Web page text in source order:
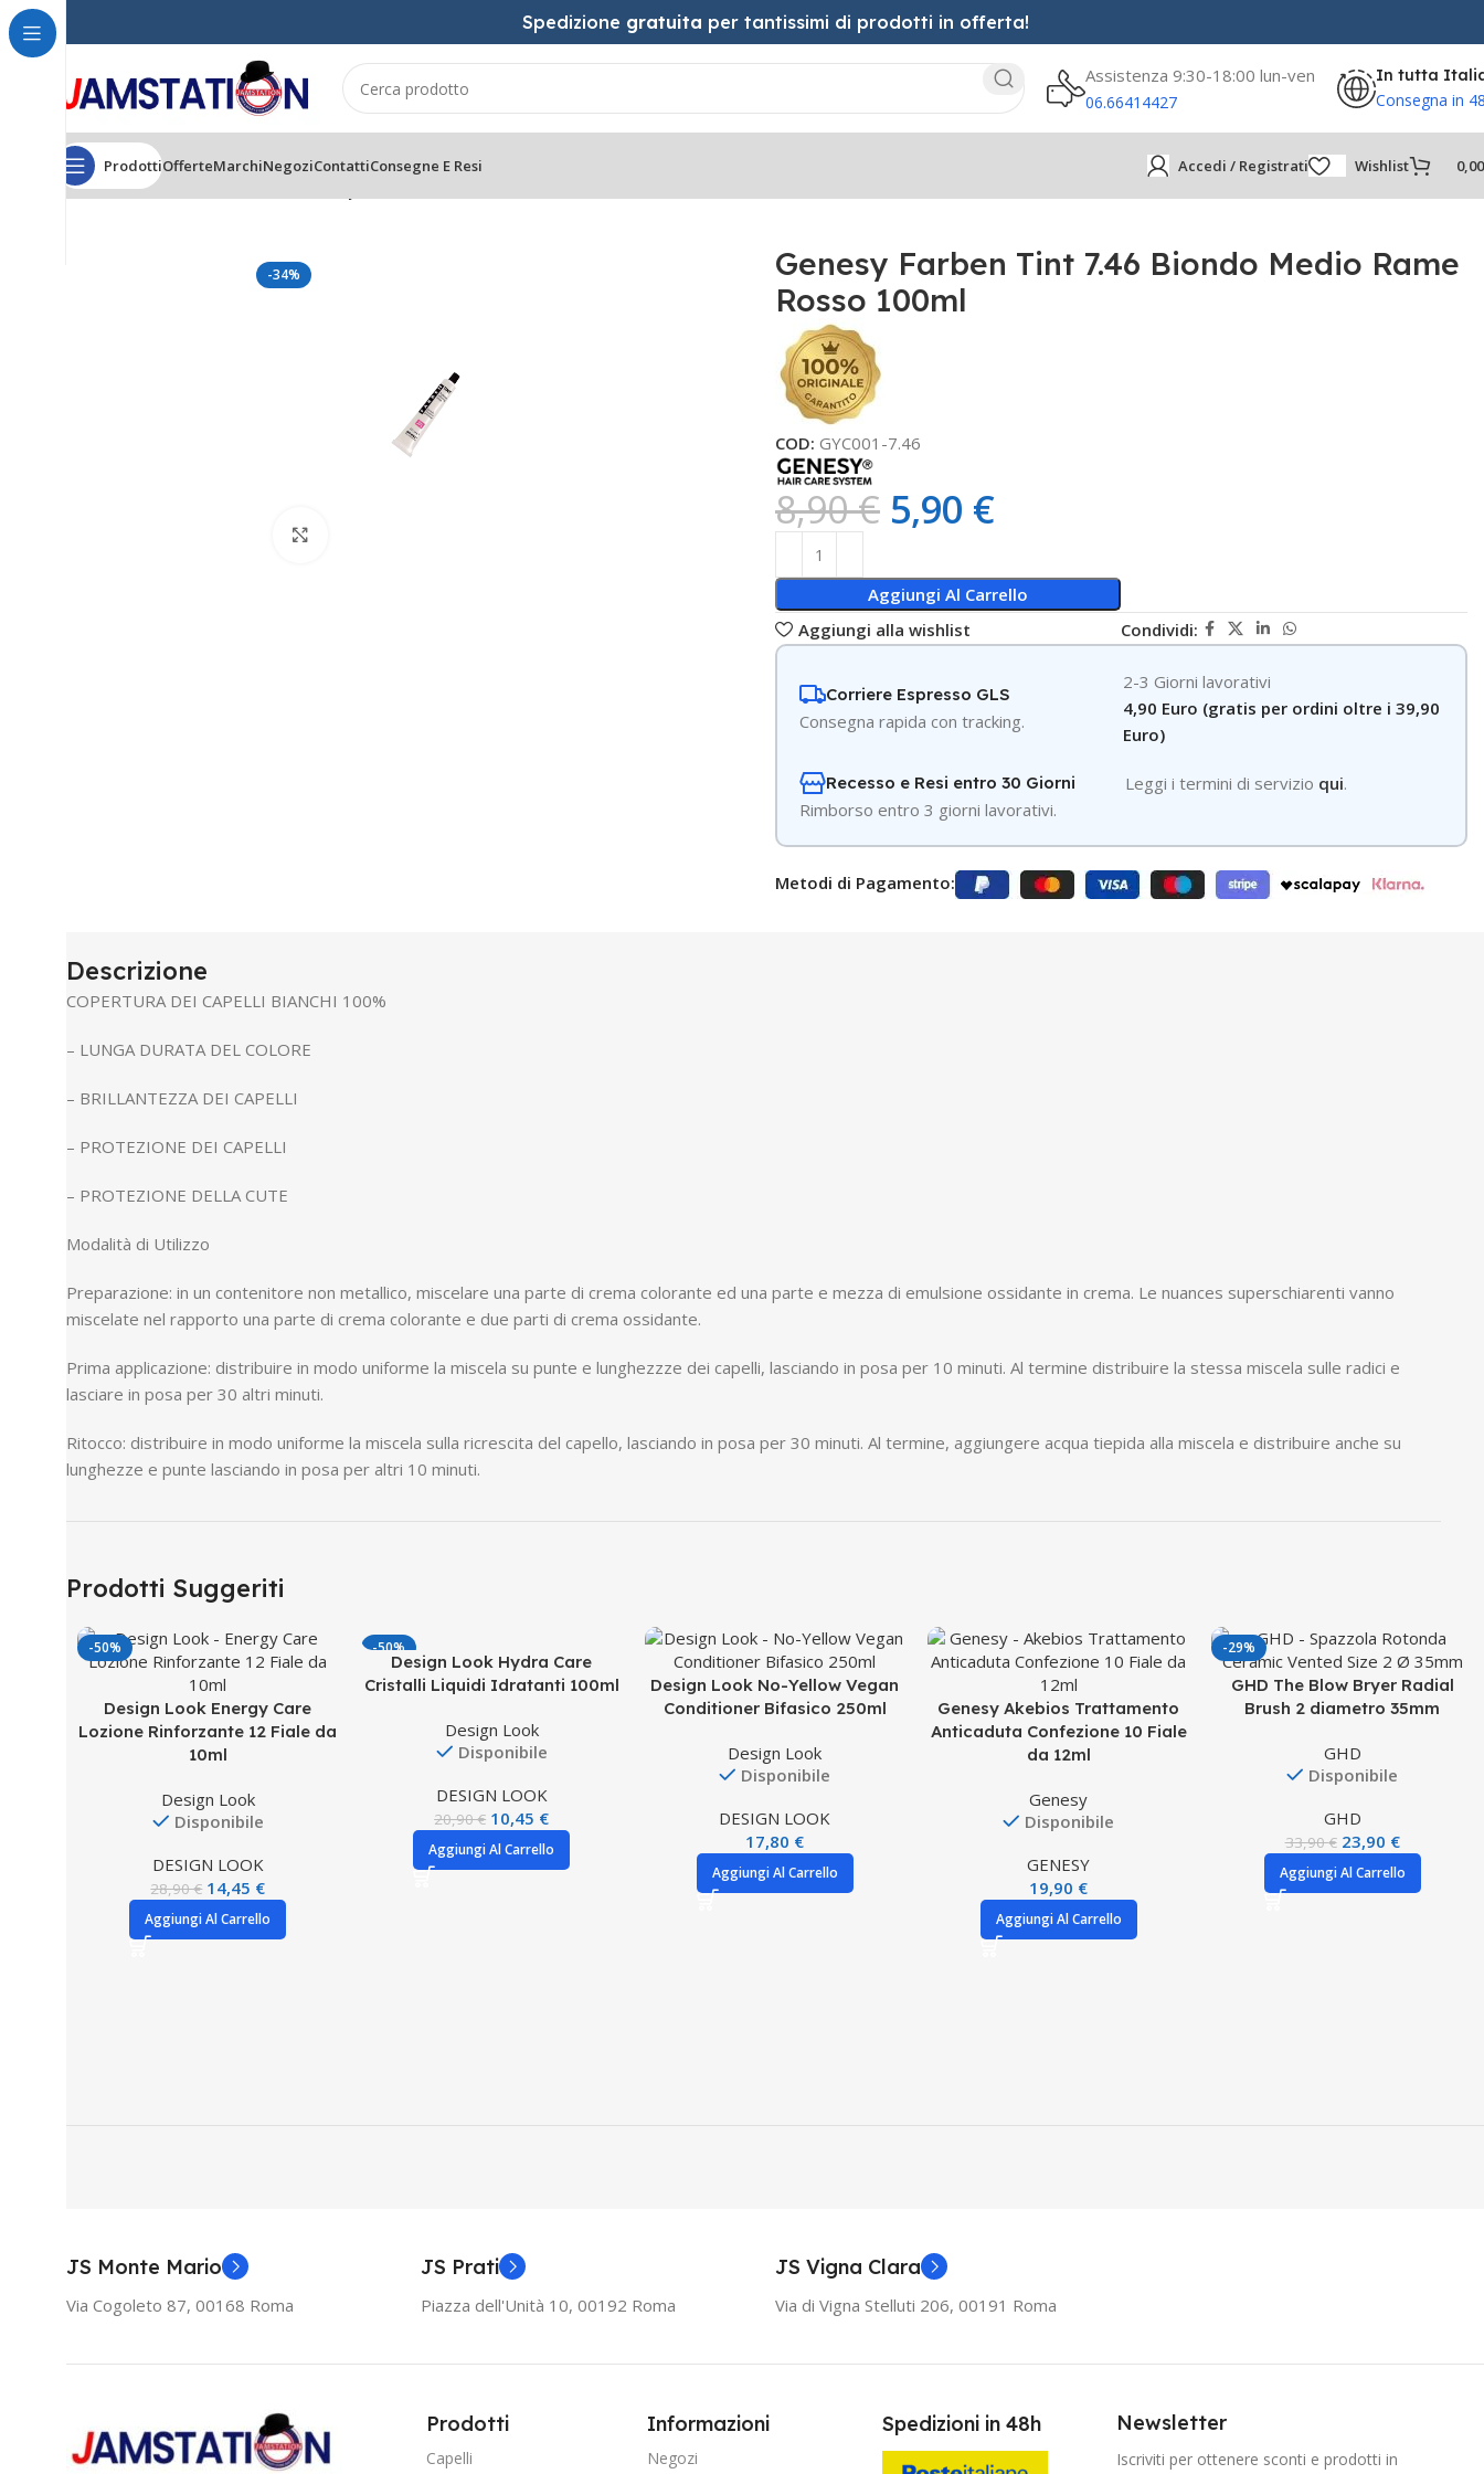
Spedizione gratuita per tantissimi di prodotti in offerta!
Assistenza 9:30-18:00 lun-ven
06.66414427
In tutta
Consegna in
ProdottiOfferteMarchiNegoziContattiConsegne E Resi Accedi / Registrati Wishlist
Home CAPELLI
-34%
Genesy Farben Tint 7.46 Biondo Medio Rame
Rosso 100ml
COD: GYC001-7.46
8,90€ 5,90 €
Aggiungi Al Carrello
Aggiungi alla wishlist
Condividi:
Corriere Espresso GLS
Consegna rapida con tracking.
2-3 Giorni lavorativi
4,90 Euro (gratis per ordini oltre i 39,90
Euro)
Recesso e Resi entro 30 Giorni
Rimborso entro 3 giorni lavorativi.
Leggi i termini di servizio qui.
Metodi di Pagamento:
Descrizione
COPERTURA DEI CAPELLI BIANCHI 100%
– LUNGA DURATA DEL COLORE
– BRILLANTEZZA DEI CAPELLI
– PROTEZIONE DEI CAPELLI
– PROTEZIONE DELLA CUTE
Modalità di Utilizzo
Preparazione: in un contenitore non metallico, miscelare una parte di crema colorante ed una parte e mezza di emulsione ossidante in crema. Le nuances superschiarenti vanno
miscelate nel rapporto una parte di crema colorante e due parti di crema ossidante.
Prima applicazione: distribuire in modo uniforme la miscela su punte e lunghezzze dei capelli, lasciando in posa per 10 minuti. Al termine distribuire la stessa miscela sulle radici e
lasciare in posa per 30 altri minuti.
Ritocco: distribuire in modo uniforme la miscela sulla ricrescita del capello, lasciando in posa per 30 minuti. Al termine, aggiungere acqua tiepida alla miscela e distribuire anche su
lunghezze e punte lasciando in posa per altri 10 minuti.
Prodotti Suggeriti
-50%
Design Look Energy Care
Lozione Rinforzante 12 Fiale da
10ml
Design Look
Disponibile
DESIGN LOOK
28,90€ 14,45 €
Aggiungi Al Carrello
-50%
Design Look Hydra Care
Cristalli Liquidi Idratanti 100ml
Design Look
Disponibile
DESIGN LOOK
20,90€ 10,45 €
Aggiungi Al Carrello
Design Look No-Yellow Vegan
Conditioner Bifasico 250ml
Design Look
Disponibile
DESIGN LOOK
17,80 €
Aggiungi Al Carrello
Genesy Akebios Trattamento
Anticaduta Confezione 10 Fiale
da 12ml
Genesy
Disponibile
GENESY
19,90 €
Aggiungi Al Carrello
-29%
GHD The Blow Bryer Radial
Brush 2 diametro 35mm
GHD
Disponibile
GHD
33,90€ 23,90 €
Aggiungi Al Carrello
JS Monte Mario
Via Cogoleto 87, 00168 Roma
JS Prati
Piazza dell'Unità 10, 00192 Roma
JS Vigna Clara
Via di Vigna Stelluti 206, 00191 Roma
Prodotti
Capelli
Informazioni
Negozi
Spedizioni in 48h Newsletter
Iscriviti per ottenere sconti e prodotti in